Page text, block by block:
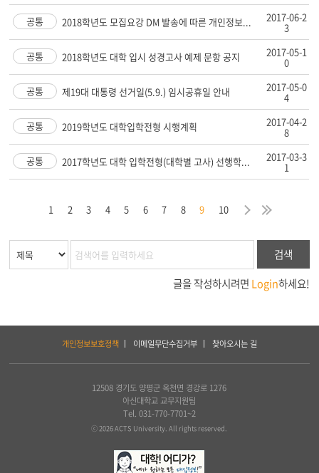
공통 2018학년도 모집요강 DM 발송에 따른 개인정보... 2017-06-2
3
공통 2018학년도 대학 입시 성경고사 예제 문항 공지 2017-05-1
0
공통 제19대 대통령 선거일(5.9.) 임시공휴일 안내 2017-05-0
4
공통 2019학년도 대학입학전형 시행계획 2017-04-2
8
공통 2017학년도 대학 입학전형(대학별 고사) 선행학... 2017-03-3
1
1 2 3 4 5 6 7 8 9 10 다 마
검색
글을 작성하시려면 Login하세요!
개인정보보호정책 이메일무단수집거부 찾아오시는 길
12508 경기도 양평군 옥천면 경강로 1276
아신대학교 교무지원팀
Tel. 031-770-7701~2
ⓒ 2026 ACTS University. All rights reserved.